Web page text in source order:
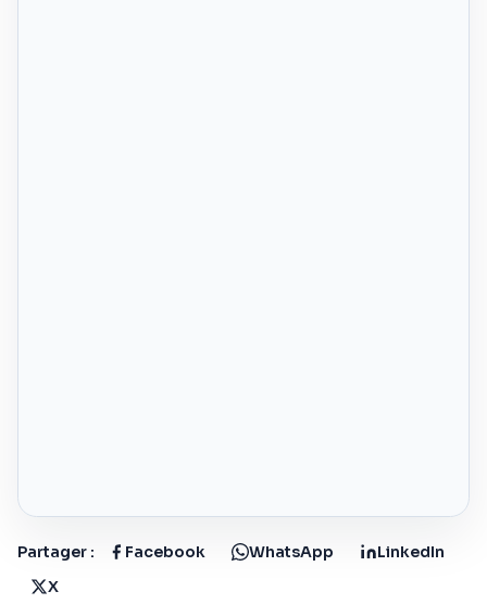
Partager : Facebook WhatsApp
LinkedIn
X